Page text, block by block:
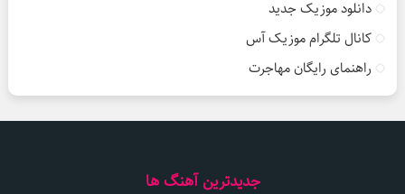
دانلود موزیک جدید
کانال تلگرام موزیک آس
راهنمای رایگان مهاجرت
جدیدترین آهنگ ها